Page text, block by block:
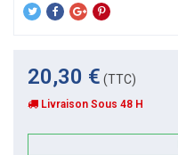
20,30 € (TTC)
Livraison Sous 48 H